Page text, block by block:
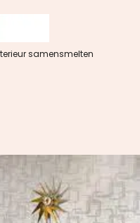
samensmelten